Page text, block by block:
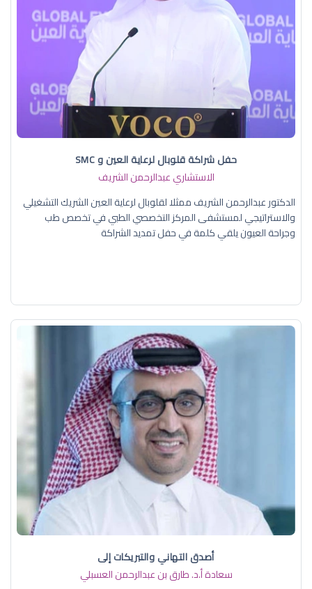
حفل شراكة قلوبال لرعاية العين و SMC
الاستشاري عبدالرحمن الشريف
الدكتور عبدالرحمن الشريف ممثلا لقلوبال لرعاية العين الشريك التشغيلي
والاستراتيجي لمستشفى المركز التخصصي الطبي في تخصص طب
وجراحة العيون يلقي كلمة في حفل تمديد الشراكة
أصدق التهاني والتبريكات إلى
سعادة أ.د. ​طارق بن عبدالرحمن العسبلي